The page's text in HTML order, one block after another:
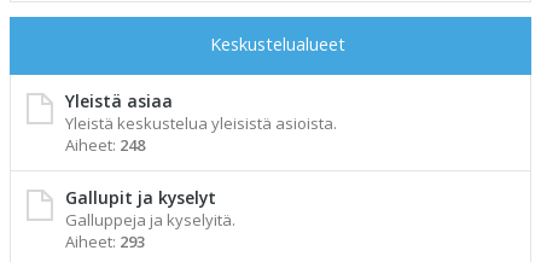
Keskustelualueet
Yleistä asiaa
Yleistä keskustelua yleisistä asioista.
Aiheet: 248
Gallupit ja kyselyt
Galluppeja ja kyselyitä.
Aiheet: 293